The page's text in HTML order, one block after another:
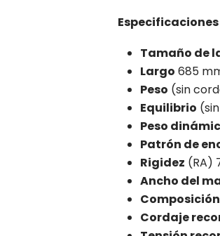
Especificaciones
Tamaño de
Largo 685
Peso (sin
Equilibrio
Peso
Patrón de
Rigidez (RA)
Ancho del
Composición
Cordaje